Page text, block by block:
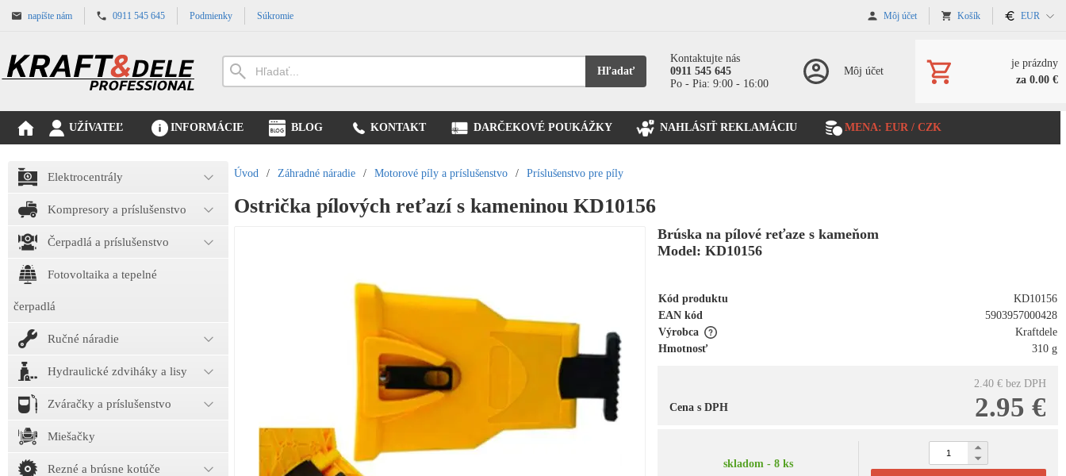
napíšte nám 0911 545 645 Podmienky Súkromie Môj účet Košík EUR
Hľadať
Kontaktujte nás
0911 545 645
Po - Pia: 9:00 - 16:00
Môj účet
je prázdny
za 0.00 €
UŽÍVATEĽ INFORMÁCIE BLOG KONTAKT DARČEKOVÉ POUKÁŽKY NAHLÁSIŤ REKLAMÁCIU MENA: EUR / CZK
Elektrocentrály
Kompresory a príslušenstvo
Čerpadlá a príslušenstvo
Fotovoltaika a tepelné
čerpadlá
Ručné náradie
Hydraulické zdviháky a lisy
Zváračky a príslušenstvo
Miešačky
Rezné a brúsne kotúče
Úvod / Záhradné náradie / Motorové píly a príslušenstvo / Príslušenstvo pre píly
Ostrička pílových reťazí s kameninou KD10156
Brúska na pílové reťaze s kameňom
Model: KD10156
Kód produktu
KD10156
EAN kód
5903957000428
Výrobca
Kraftdele
Hmotnosť
310 g
2.40 € bez DPH
2.95 €
Cena s DPH
skladom - 8 ks